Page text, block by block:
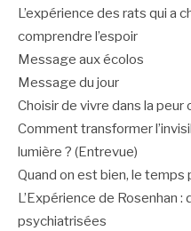
L’expérience des rats qui a
comprendre l’espoir
Message aux écolos
Message du jour
Choisir de vivre dans la peur
Comment transformer
lumière ? (Entrevue)
Quand on est bien, le temps
L’Expérience de Rosenhan
psychiatrisées